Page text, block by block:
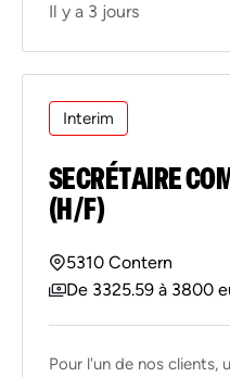
Il y a 3 jours
Interim
SECRÉTAIRE
(H/F)
5310 Contern
De 3325.59 à 3800
Pour l'un de nos clients,